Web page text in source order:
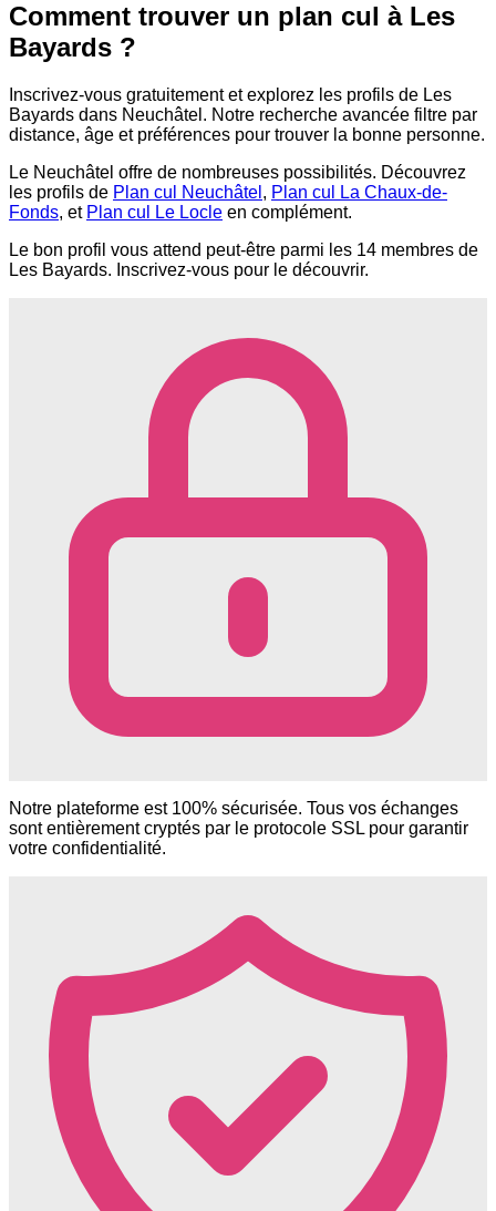
Comment trouver un plan cul à Les
Bayards ?
Inscrivez-vous gratuitement et explorez les profils de Les
Bayards dans Neuchâtel. Notre recherche avancée filtre par
distance, âge et préférences pour trouver la bonne personne.
Le Neuchâtel offre de nombreuses possibilités. Découvrez
les profils de Plan cul Neuchâtel , Plan cul La Chaux-de-
Fonds, et Plan cul Le Locle en complément.
Le bon profil vous attend peut-être parmi les 14 membres de
Les Bayards. Inscrivez-vous pour le découvrir.
Notre plateforme est 100% sécurisée. Tous vos échanges
sont entièrement cryptés par le protocole SSL pour garantir
votre confidentialité.